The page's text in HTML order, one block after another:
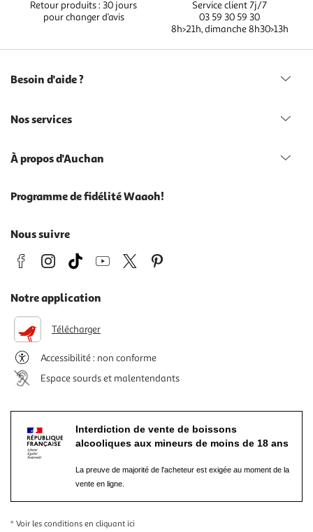
Retour produits : 30 jours
pour changer d’avis
Service client 7j/7
03 59 30 59 30
8h>21h, dimanche 8h30>13h
Besoin d'aide ?
Nos services
À propos d'Auchan
Programme de fidélité Waaoh!
Nous suivre
Notre application
Télécharger
Accessibilité : non conforme
Espace sourds et malentendants
Interdiction de vente de boissons
alcooliques aux mineurs de moins de 18 ans
La preuve de majorité de l'acheteur est exigée au moment de la
vente en ligne.
* Voir les conditions en cliquant ici